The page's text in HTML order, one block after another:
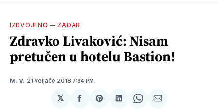
IZDVOJENO — ZADAR
Zdravko Livaković: Nisam
pretučen u hotelu Bastion!
M. V. 21 veljače 2018 7:34 PM.
𝕏
podijeliSharepodijeliSharepodijeli